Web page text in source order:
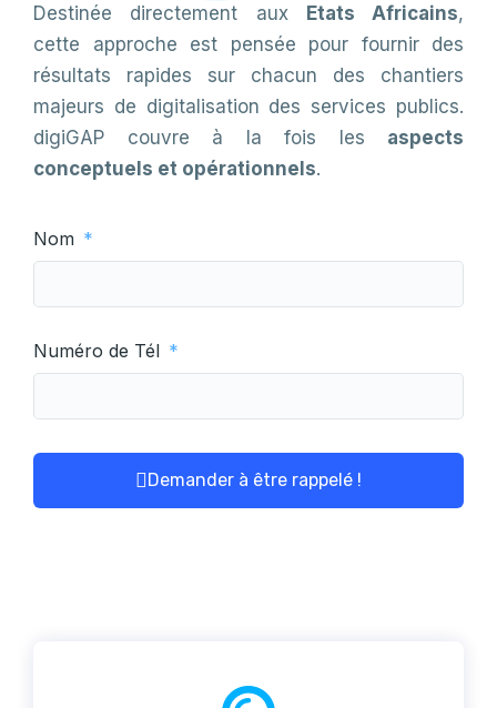
Destinée directement aux Etats Africains,
cette approche est pensée pour fournir des
résultats rapides sur chacun des chantiers
majeurs de digitalisation des services publics.
digiGAP couvre à la fois les aspects
conceptuels et opérationnels.
Nom
Numéro de Tél
Demander à être rappelé !